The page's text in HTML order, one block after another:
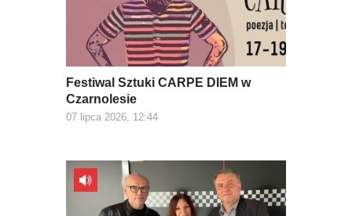
Festiwal Sztuki CARPE DIEM w
Czarnolesie
07 lipca 2026, 12:44